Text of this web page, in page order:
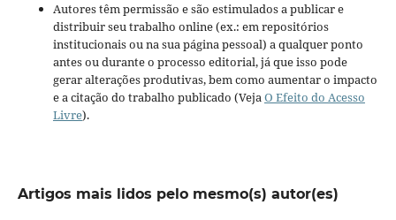
Autores têm permissão e são estimulados a publicar e
distribuir seu trabalho online (ex.: em repositórios
institucionais ou na sua página pessoal) a qualquer ponto
antes ou durante o processo editorial, já que isso pode
gerar alterações produtivas, bem como aumentar o impacto
e a citação do trabalho publicado (VejaO Efeito do Acesso
Livre).
Artigos mais lidos pelo mesmo(s) autor(es)